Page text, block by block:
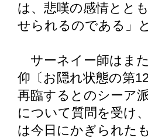
は、悲嘆の感情とと
せられるのである」
サーネイー師はま
仰〔お隠れ状態の第
再臨するとのシーア
について質問を受け
は今日にかぎられた